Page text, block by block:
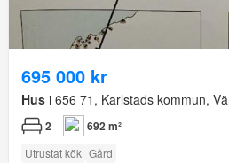
695 000 kr
Hus i 656 71, Karlstads kommun,
2 692 m²
Utrustat kök Gård